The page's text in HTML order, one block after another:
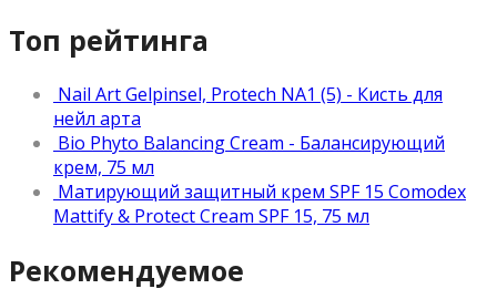
Топ рейтинга
Nail Art Gelpinsel, Protech NA1 (5) - Кисть для
нейл арта
Bio Phyto Balancing Cream - Балансирующий
крем, 75 мл
Матирующий защитный крем SPF 15 Comodex
Mattify & Protect Cream SPF 15, 75 мл
Рекомендуемое